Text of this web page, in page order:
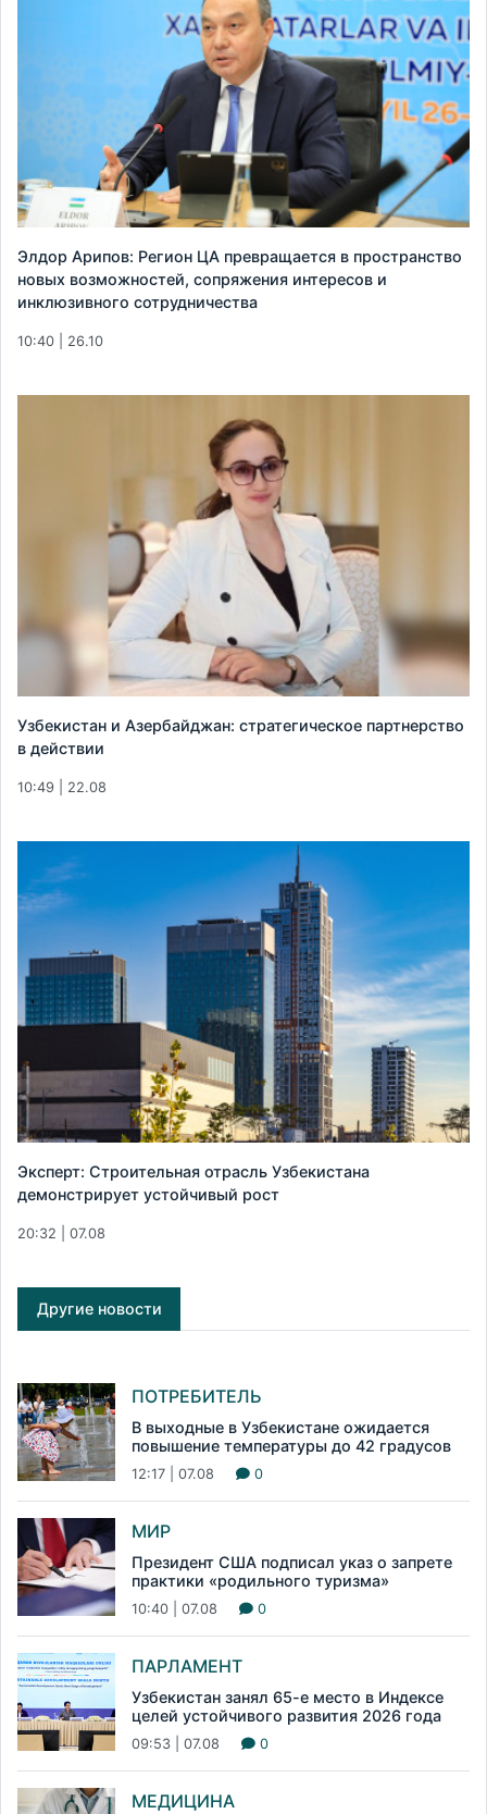
Элдор Арипов: Регион ЦА превращается в пространство
новых возможностей, сопряжения интересов и
инклюзивного сотрудничества
10:40 | 26.10
Узбекистан и Азербайджан: стратегическое партнерство
в действии
10:49 | 22.08
Эксперт: Строительная отрасль Узбекистана
демонстрирует устойчивый рост
20:32 | 07.08
Другие новости
ПОТРЕБИТЕЛЬ
В выходные в Узбекистане ожидается
повышение температуры до 42 градусов
12:17 | 07.08 0
МИР
Президент США подписал указ о запрете
практики «родильного туризма»
10:40 | 07.08 0
ПАРЛАМЕНТ
Узбекистан занял 65-е место в Индексе
целей устойчивого развития 2026 года
09:53 | 07.08 0
МЕДИЦИНА